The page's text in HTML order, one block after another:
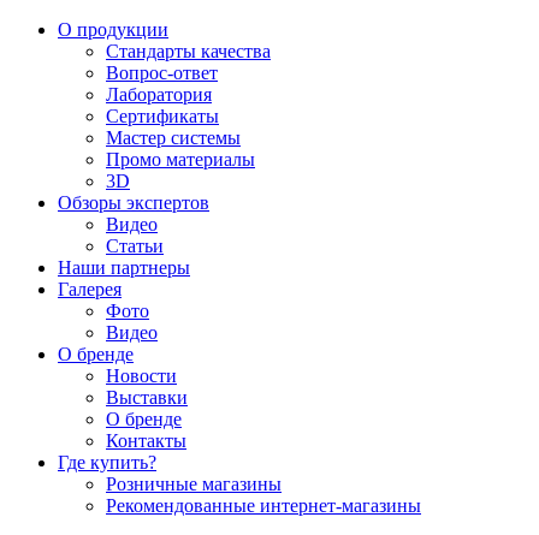
О продукции
Стандарты качества
Вопрос-ответ
Лаборатория
Сертификаты
Мастер системы
Промо материалы
3D
Обзоры экспертов
Видео
Статьи
Наши партнеры
Галерея
Фото
Видео
О бренде
Новости
Выставки
О бренде
Контакты
Где купить?
Розничные магазины
Рекомендованные интернет-магазины